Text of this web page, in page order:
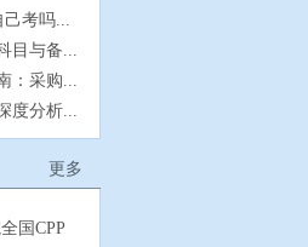
考吗...
目与备...
：采购...
度分析...
更多
国CPP